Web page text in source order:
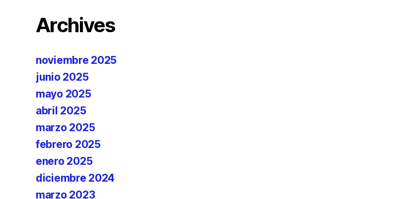
Archives
noviembre 2025
junio 2025
mayo 2025
abril 2025
marzo 2025
febrero 2025
enero 2025
diciembre 2024
marzo 2023